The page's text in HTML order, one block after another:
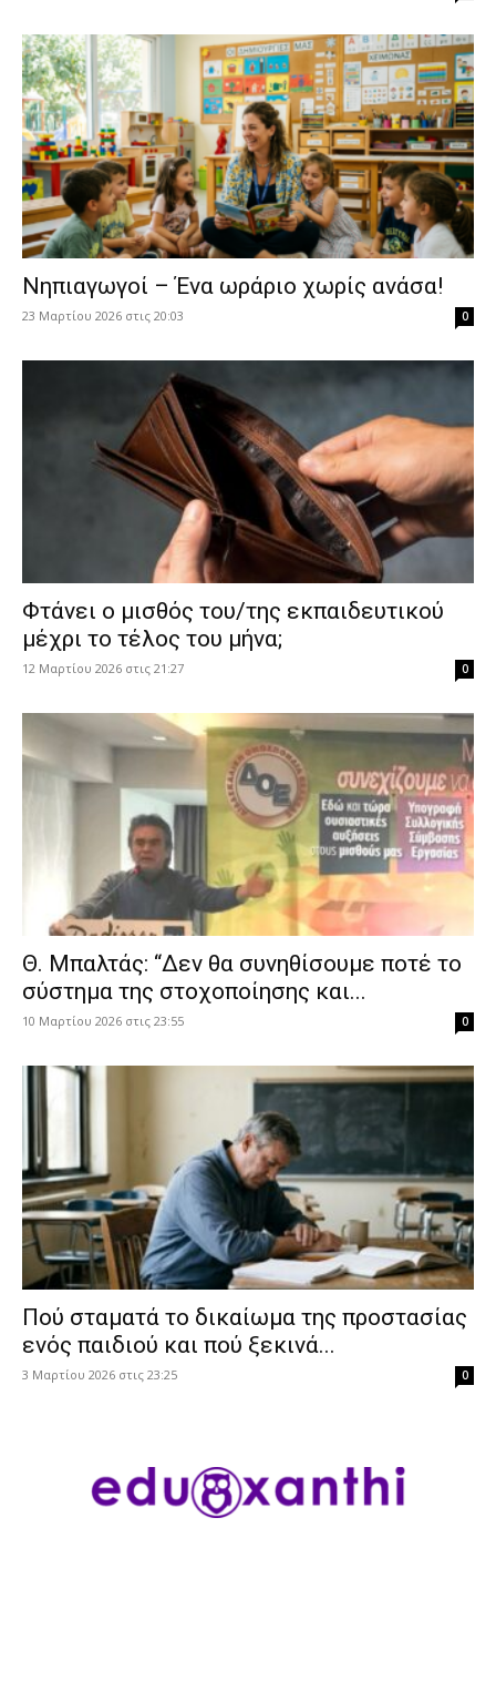
Νηπιαγωγοί – Ένα ωράριο χωρίς ανάσα!
23 Μαρτίου 2026 στις 20:03 0
Φτάνει ο μισθός του/της εκπαιδευτικού
μέχρι το τέλος του μήνα;
12 Μαρτίου 2026 στις 21:27 0
Θ. Μπαλτάς: “Δεν θα συνηθίσουμε ποτέ το
σύστημα της στοχοποίησης και...
10 Μαρτίου 2026 στις 23:55 0
Πού σταματά το δικαίωμα της προστασίας
ενός παιδιού και πού ξεκινά...
3 Μαρτίου 2026 στις 23:25 0